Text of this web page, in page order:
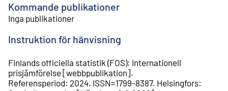
Kommande publikationer
Inga publikationer
Instruktion för hänvisning
Finlands officiella statistik (FOS): Internationell
prisjämförelse[webbpublikation].
Referensperiod: 2024. ISSN=1799-8387. Helsingfors: